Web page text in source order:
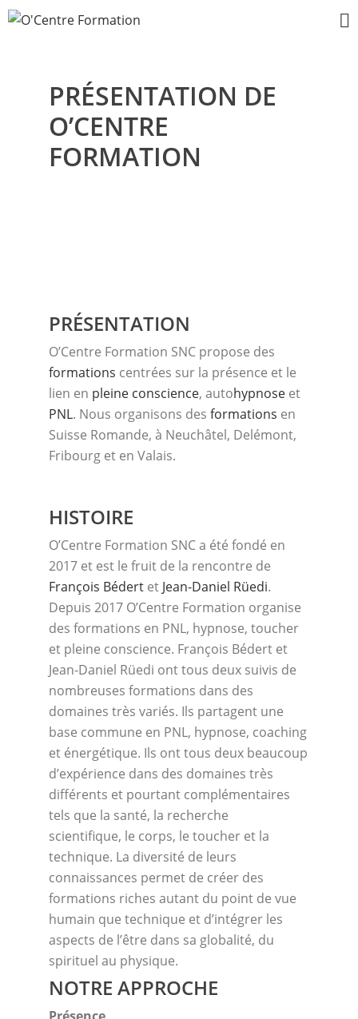
PRÉSENTATION DE
O’CENTRE
FORMATION
PRÉSENTATION
O’Centre Formation SNC propose des
formations centrées sur la présence et le
lien en pleine conscience, autohypnoseet
PNL. Nous organisons des formations en
Suisse Romande, à Neuchâtel, Delémont,
Fribourg et en Valais.
HISTOIRE
O’Centre Formation SNC a été fondé en
2017 et est le fruit de la rencontre de
François Bédertet Jean-Daniel Rüedi.
Depuis 2017 O’Centre Formation organise
des formations en PNL, hypnose, toucher
et pleine conscience. François Bédert et
Jean-Daniel Rüedi ont tous deux suivis de
nombreuses formations dans des
domaines très variés. Ils partagent une
base commune en PNL, hypnose, coaching
et énergétique. Ils ont tous deux beaucoup
d’expérience dans des domaines très
différents et pourtant complémentaires
tels que la santé, la recherche
scientifique, le corps, le toucher et la
technique. La diversité de leurs
connaissances permet de créer des
formations riches autant du point de vue
humain que technique et d’intégrer les
aspects de l’être dans sa globalité, du
spirituel au physique.
NOTRE APPROCHE